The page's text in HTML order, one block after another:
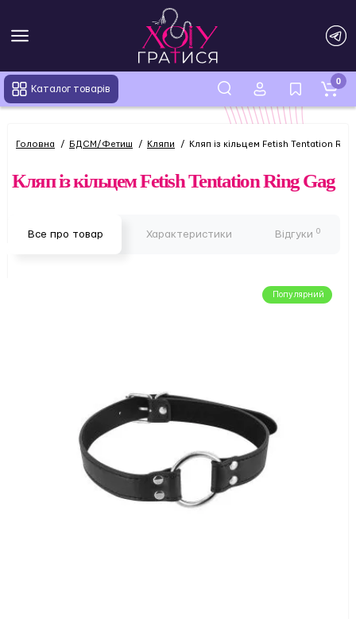
Каталог товарів
0
Головна БДСМ/Фетиш Кляпи Кляп із кільцем Fetish Tentation
Кляп із кільцем Fetish Tentation Ring Gag
Все про товар Характеристики Відгуки 0
Популярний